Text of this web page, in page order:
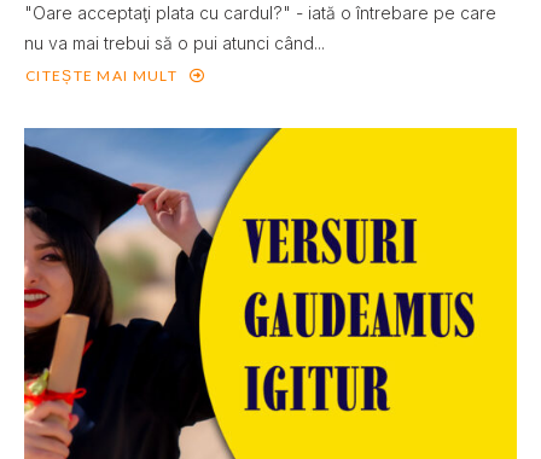
"Oare acceptaţi plata cu cardul?" - iată o întrebare pe care
nu va mai trebui să o pui atunci când...
CITEȘTE MAI MULT